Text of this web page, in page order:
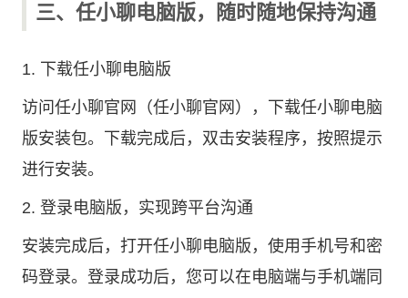
三、任小聊电脑版，随时随地保持沟通
1. 下载任小聊电脑版
访问任小聊官网（任小聊官网），下载任小聊电脑
版安装包。下载完成后，双击安装程序，按照提示
进行安装。
2. 登录电脑版，实现跨平台沟通
安装完成后，打开任小聊电脑版，使用手机号和密
码登录。登录成功后，您可以在电脑端与手机端同